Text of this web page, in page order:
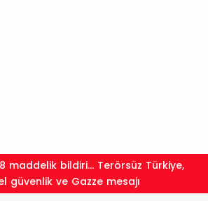
güvenlik ve Gazze mesajı